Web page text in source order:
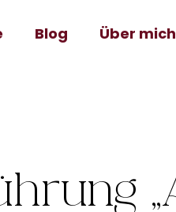
Blog Über mich